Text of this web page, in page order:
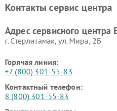
Контакты сервис центра
Адрес сервисного центра
г. Стерлитамак, ул. Мира, 2Б
Горячая линия:
+7 (800) 301-55-83
Контактный телефон:
8 (800) 301-55-83